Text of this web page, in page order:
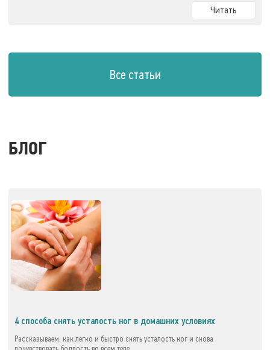
Читать
Все статьи
БЛОГ
4 способа снять усталость ног в домашних условиях
Рассказываем, как легко и быстро снять усталость ног и снова